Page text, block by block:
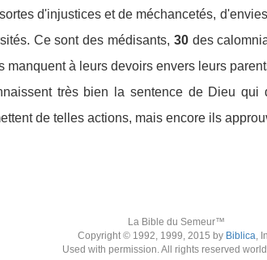
d'injustices et de méchancetés,
Ce sont des médisants, 30 des
à leurs devoirs envers leurs
très bien la sentence de Dieu
de telles actions, mais encore ils
La Bible du Semeur™
Copyright © 1992, 1999, 2015 by Biblica,
Used with permission. All rights reserved